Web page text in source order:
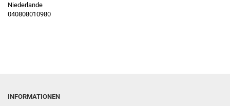
Niederlande
040808010980
INFORMATIONEN